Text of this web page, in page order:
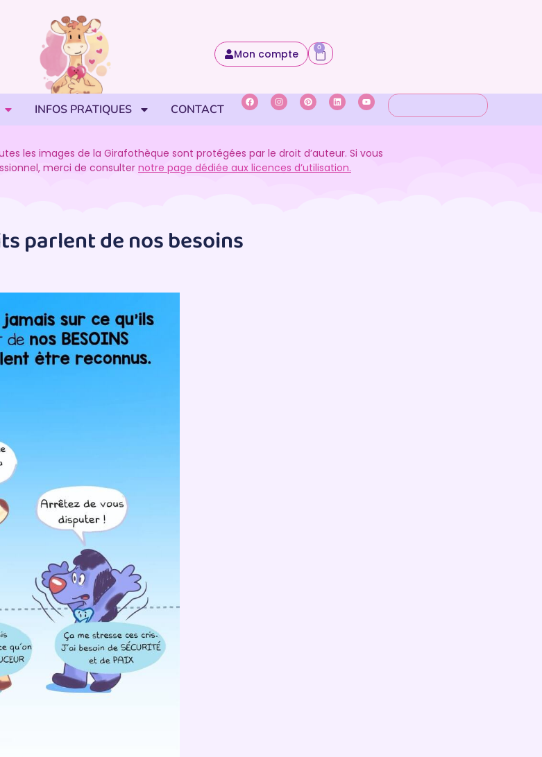
Mon compte 0
INFOS PRATIQUES CONTACT
les images de la Girafothèque sont protégées par le droit d’auteur. Si vous
merci de consulter notre page dédiée aux licences d’utilisation.
parlent de nos besoins